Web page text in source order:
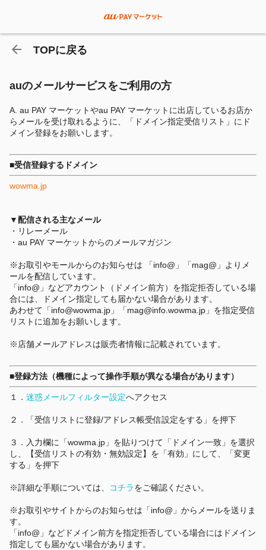
TOPに戻る
auのメールサービスをご利用の方
A. au PAY マーケットやau PAY マーケットに出店しているお店か
らメールを受け取れるように、「ドメイン指定受信リスト」にド
メイン登録をお願いします。
■受信登録するドメイン
wowma.jp
▼配信される主なメール
・リレーメール
・au PAY マーケットからのメールマガジン
※お取引やモールからのお知らせは 「info@」「mag@」よりメ
ールを配信しています。
「info@」などアカウント（ドメイン前方）を指定拒否している場
合には、ドメイン指定しても届かない場合があります。
あわせて「info@wowma.jp」「mag@info.wowma.jp」を指定受信
リストに追加をお願いします。
※店舗メールアドレスは販売者情報に記載されています。
■登録方法（機種によって操作手順が異なる場合があります）
１． 迷惑メールフィルター設定へアクセス
２．「受信リストに登録/アドレス帳受信設定をする」を押下
３．入力欄に「wowma.jp」を貼りつけて「ドメイン一致」を選択
し、【受信リストの有効・無効設定】を「有効」にして、「変更
する」を押下
※詳細な手順については、 コチラをご確認ください。
※お取引やサイトからのお知らせは「info@」からメールを送りま
す。
「info@」などドメイン前方を指定拒否している場合にはドメイン
指定しても届かない場合があります。